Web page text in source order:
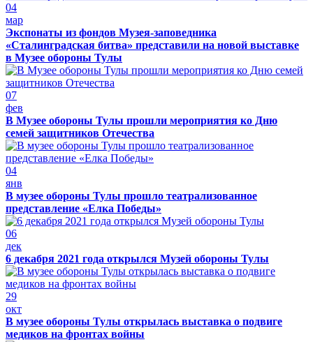
04
мар
Экспонаты из фондов Музея-заповедника
«Сталинградская битва» представили на новой выставке
в Музее обороны Тулы
07
фев
В Музее обороны Тулы прошли мероприятия ко Дню
семей защитников Отечества
04
янв
В музее обороны Тулы прошло театрализованное
представление «Елка Победы»
06
дек
6 декабря 2021 года открылся Музей обороны Тулы
29
окт
В музее обороны Тулы открылась выставка о подвиге
медиков на фронтах войны